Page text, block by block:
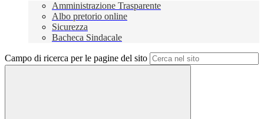
Amministrazione Trasparente
Albo pretorio online
Sicurezza
Bacheca Sindacale
Campo di ricerca per le pagine del sito